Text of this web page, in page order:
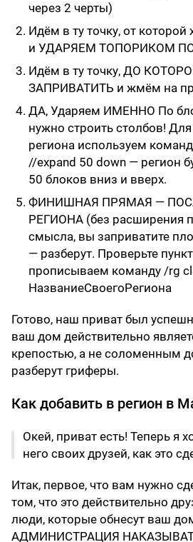
через 2 черты)
Идём в ту точку, от которой
и УДАРЯЕМ ТОПОРИКОМ
Идём в ту точку, ДО
ЗАПРИВАТИТЬ и жмём на
ДА, Ударяем ИМЕННО По
нужно строить столбов!
региона используем
//expand 50 down — регион
50 блоков вниз и вверх.
ФИНИШНАЯ ПРЯМАЯ —
РЕГИОНА (без расширения
смысла, вы заприватите
— разберут. Проверьте
прописываем команду /rg
НазваниеСвоегоРегиона
Готово, наш приват был
ваш дом действительно
крепостью, а не соломенным
разберут гриферы.
Как добавить в регион в
Окей, приват есть! Теперь я
него своих друзей, как это
Итак, первое, что вам нужно
том, что это действительно
люди, которые обнесут ваш
АДМИНИСТРАЦИЯ